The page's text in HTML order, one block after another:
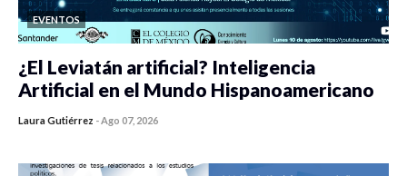
EVENTOS
¿El Leviatán artificial? Inteligencia
Artificial en el Mundo Hispanoamericano
Laura Gutiérrez -Ago 07, 2026